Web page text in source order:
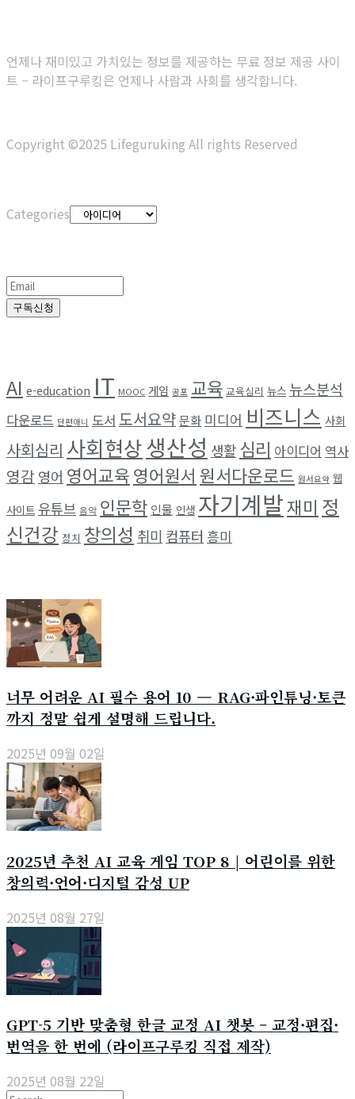
언제나 재미있고 가치있는 정보를 제공하는 무료 정보 제공 사이
트 – 라이프구루킹은 언제나 사람과 사회를 생각합니다.
Copyright ©2025 Lifeguruking All rights Reserved
Categories
구독신청
AI e-education IT MOOC 게임 공포 교육 교육심리 뉴스 뉴스분석
다운로드 단편애니 도서 도서요약문화 미디어 비즈니스 사회
사회심리 사회현상생산성 생활 심리 아이디어 역사
영감영어 영어교육영어원서 원서다운로드 원서요약 웹
사이트 유튜브 음악 인문학 인물 인생 자기계발재미 정
신건강 정치 창의성 취미 컴퓨터 흥미
너무 어려운 AI 필수 용어 10 — RAG·파인튜닝·토큰
까지 정말 쉽게 설명해 드립니다.
2025년 09월 02일
2025년 추천 AI 교육 게임 TOP 8 | 어린이를 위한
창의력·언어·디지털 감성 UP
2025년 08월 27일
GPT-5 기반 맞춤형 한글 교정 AI 챗봇 – 교정·편집·
번역을 한 번에 (라이프구루킹 직접 제작)
2025년 08월 22일